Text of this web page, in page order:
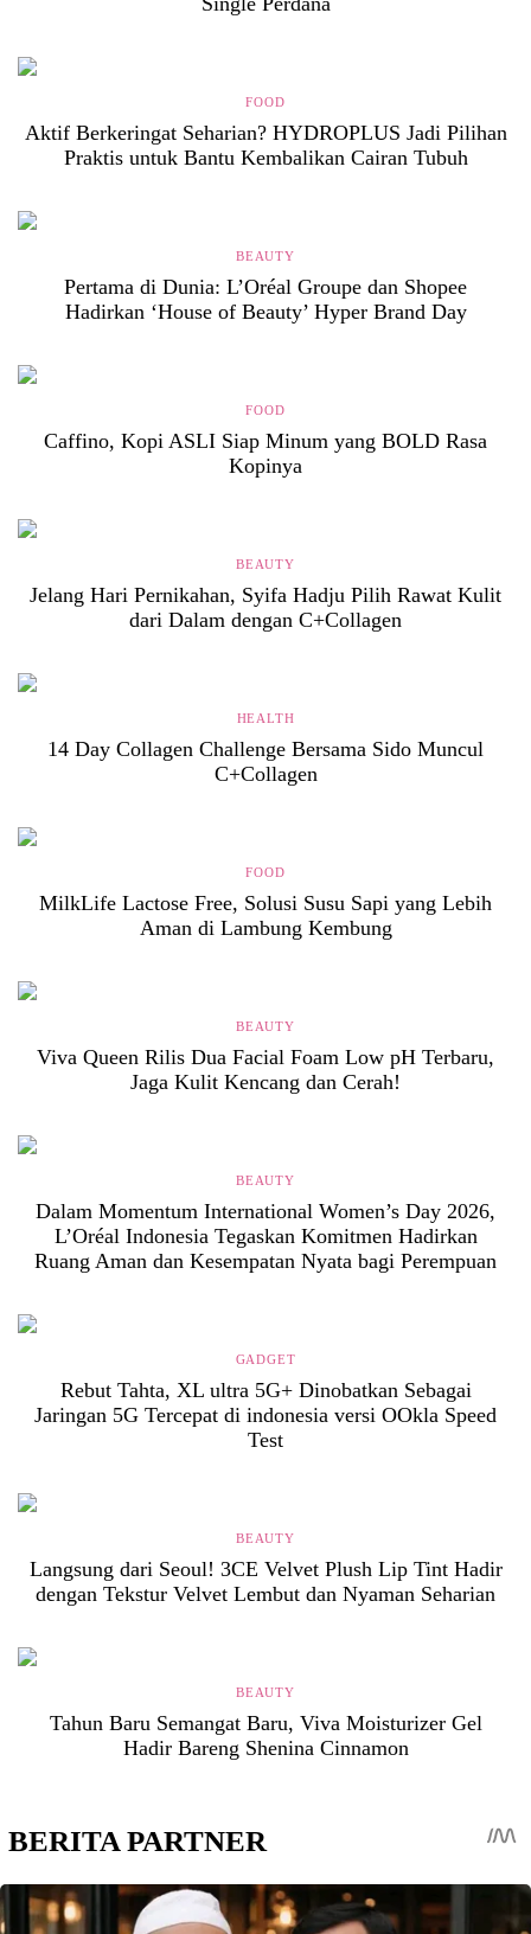
FOOD
Aktif Berkeringat Seharian? HYDROPLUS Jadi Pilihan
Praktis untuk Bantu Kembalikan Cairan Tubuh
BEAUTY
Pertama di Dunia: L’Oréal Groupe dan Shopee
Hadirkan ‘House of Beauty’ Hyper Brand Day
FOOD
Caffino, Kopi ASLI Siap Minum yang BOLD Rasa
Kopinya
BEAUTY
Jelang Hari Pernikahan, Syifa Hadju Pilih Rawat Kulit
dari Dalam dengan C+Collagen
HEALTH
14 Day Collagen Challenge Bersama Sido Muncul
C+Collagen
FOOD
MilkLife Lactose Free, Solusi Susu Sapi yang Lebih
Aman di Lambung Kembung
BEAUTY
Viva Queen Rilis Dua Facial Foam Low pH Terbaru,
Jaga Kulit Kencang dan Cerah!
BEAUTY
Dalam Momentum International Women’s Day 2026,
L’Oréal Indonesia Tegaskan Komitmen Hadirkan
Ruang Aman dan Kesempatan Nyata bagi Perempuan
GADGET
Rebut Tahta, XL ultra 5G+ Dinobatkan Sebagai
Jaringan 5G Tercepat di indonesia versi OOkla Speed
Test
BEAUTY
Langsung dari Seoul! 3CE Velvet Plush Lip Tint Hadir
dengan Tekstur Velvet Lembut dan Nyaman Seharian
BEAUTY
Tahun Baru Semangat Baru, Viva Moisturizer Gel
Hadir Bareng Shenina Cinnamon